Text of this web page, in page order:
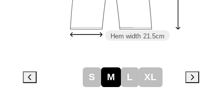
Hem width 21.5cm
S M L XL